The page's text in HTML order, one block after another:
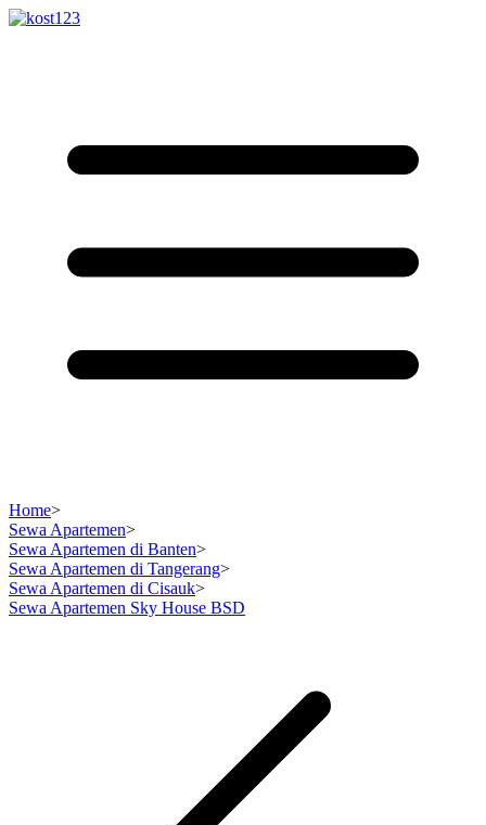
Home>
Sewa Apartemen>
Sewa Apartemen di Banten>
Sewa Apartemen di Tangerang>
Sewa Apartemen di Cisauk>
Sewa Apartemen Sky House BSD